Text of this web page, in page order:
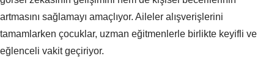
artmasını sağlamayı amaçlıyor. Aileler alışverişlerini
tamamlarken çocuklar, uzman eğitmenlerle birlikte keyifli ve
eğlenceli vakit geçiriyor.